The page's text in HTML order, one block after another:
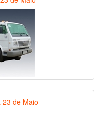
de Maio